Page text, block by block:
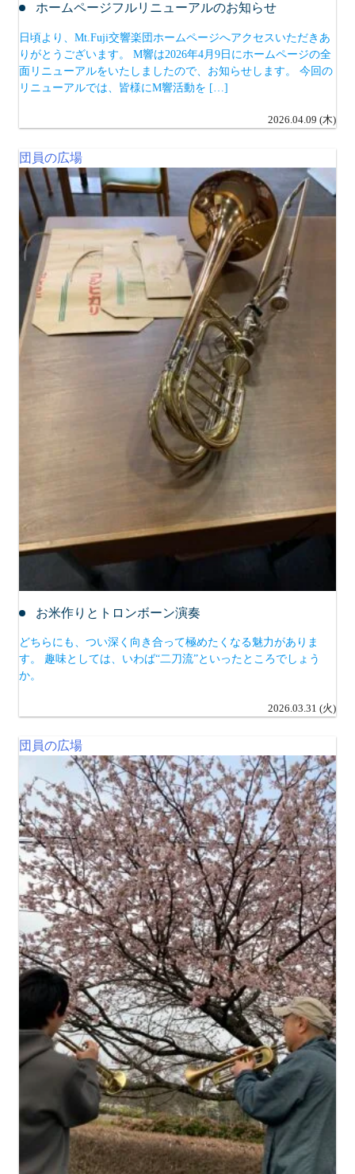
ホームページフルリニューアルのお知らせ
日頃より、Mt.Fuji交響楽団ホームページへアクセスいただきあ
りがとうございます。 M響は2026年4月9日にホームページの全
面リニューアルをいたしましたので、お知らせします。 今回の
リニューアルでは、皆様にM響活動を […]
2026.04.09 (木)
団員の広場
お米作りとトロンボーン演奏
どちらにも、つい深く向き合って極めたくなる魅力がありま
す。 趣味としては、いわば“二刀流”といったところでしょう
か。
2026.03.31 (火)
団員の広場